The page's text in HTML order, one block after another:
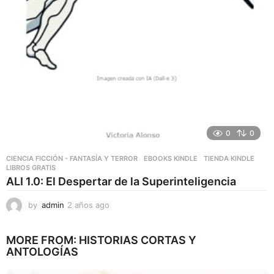
0 0
CIENCIA FICCIÓN - FANTASÍA Y TERROR ,EBOOKS KINDLE ,TIENDA KINDLE
LIBROS GRATIS
ALI 1.0: El Despertar de la Superinteligencia
by admin 2 años ago
o
MORE FROM: HISTORIAS CORTAS Y
ANTOLOGÍAS